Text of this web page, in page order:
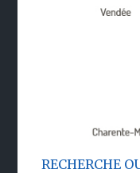
RECHERCHE